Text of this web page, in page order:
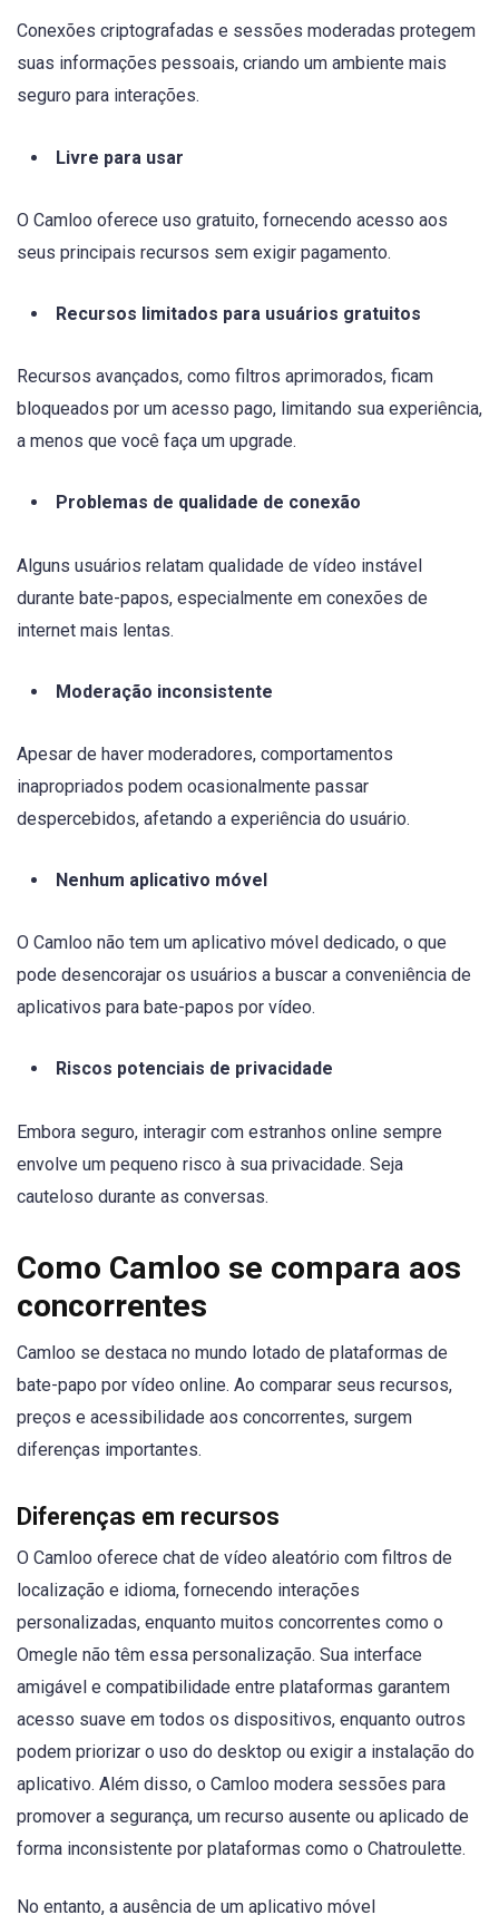
Conexões criptografadas e sessões moderadas protegem
suas informações pessoais, criando um ambiente mais
seguro para interações.
Livre para usar
O Camloo oferece uso gratuito, fornecendo acesso aos
seus principais recursos sem exigir pagamento.
Recursos limitados para usuários gratuitos
Recursos avançados, como filtros aprimorados, ficam
bloqueados por um acesso pago, limitando sua experiência,
a menos que você faça um upgrade.
Problemas de qualidade de conexão
Alguns usuários relatam qualidade de vídeo instável
durante bate-papos, especialmente em conexões de
internet mais lentas.
Moderação inconsistente
Apesar de haver moderadores, comportamentos
inapropriados podem ocasionalmente passar
despercebidos, afetando a experiência do usuário.
Nenhum aplicativo móvel
O Camloo não tem um aplicativo móvel dedicado, o que
pode desencorajar os usuários a buscar a conveniência de
aplicativos para bate-papos por vídeo.
Riscos potenciais de privacidade
Embora seguro, interagir com estranhos online sempre
envolve um pequeno risco à sua privacidade. Seja
cauteloso durante as conversas.
Como Camloo se compara aos
concorrentes
Camloo se destaca no mundo lotado de plataformas de
bate-papo por vídeo online. Ao comparar seus recursos,
preços e acessibilidade aos concorrentes, surgem
diferenças importantes.
Diferenças em recursos
O Camloo oferece chat de vídeo aleatório com filtros de
localização e idioma, fornecendo interações
personalizadas, enquanto muitos concorrentes como o
Omegle não têm essa personalização. Sua interface
amigável e compatibilidade entre plataformas garantem
acesso suave em todos os dispositivos, enquanto outros
podem priorizar o uso do desktop ou exigir a instalação do
aplicativo. Além disso, o Camloo modera sessões para
promover a segurança, um recurso ausente ou aplicado de
forma inconsistente por plataformas como o Chatroulette.
No entanto, a ausência de um aplicativo móvel